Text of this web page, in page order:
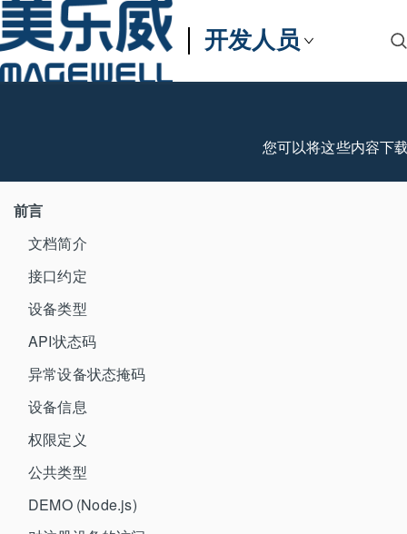
开发人员
您可以将这些内容下
前言
文档简介
接口约定
设备类型
API状态码
异常设备状态掩码
设备信息
权限定义
公共类型
DEMO (Node.js)